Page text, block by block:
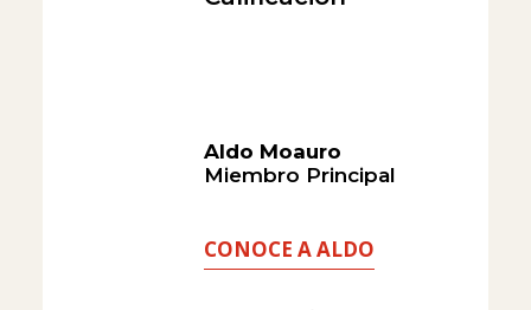
Aldo Moauro
Miembro Principal
CONOCE A ALDO